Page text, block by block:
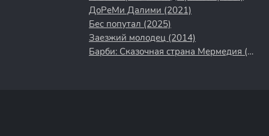
ДоРеМи Далими (2021)
Бес попутал (2025)
Заезжий молодец (2014)
Барби: Сказочная страна Мермедия (2006)